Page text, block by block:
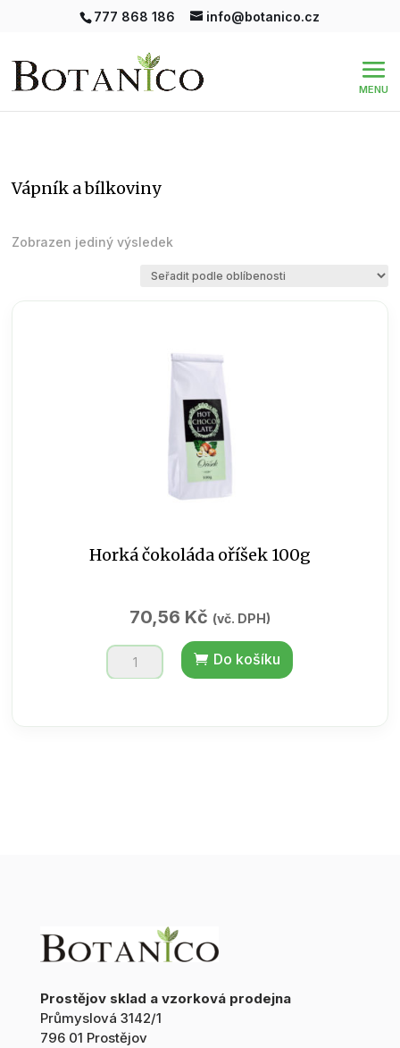
777 868 186 info@botanico.cz
vápník a bílkoviny
Zobrazen jediný výsledek
Horká čokoláda oříšek 100g
70,56 Kč (vč. DPH)
Horká
čokoláda
Do košíku
Prostějov sklad a vzorková prodejna
Průmyslová 3142/1
796 01 Prostějov